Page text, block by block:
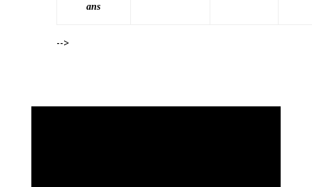
ans
-->